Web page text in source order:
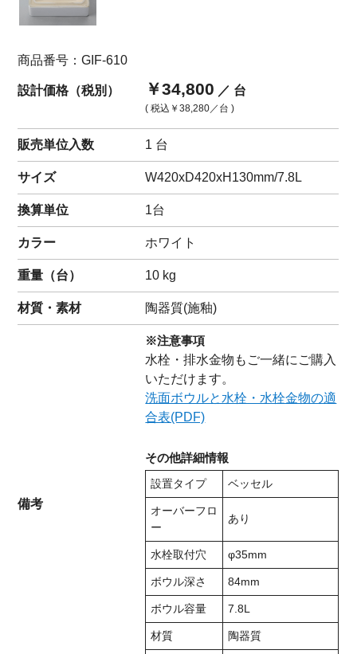
商品番号：GIF-610
設計価格（税別） ￥34,800 ／ 台
( 税込 ￥38,280 ／台 )
販売単位入数 1 台
サイズ W420xD420xH130mm/7.8L
換算単位 1台
カラー ホワイト
重量（台） 10 kg
材質・素材 陶器質(施釉)
備考
※注意事項
水栓・排水金物もご一緒にご購入
いただけます。
洗面ボウルと水栓・水栓金物の適
合表(PDF)
その他詳細情報
設置タイプ ベッセル
オーバーフロ
ー
あり
水栓取付穴 φ35mm
ボウル深さ 84mm
ボウル容量 7.8L
材質 陶器質